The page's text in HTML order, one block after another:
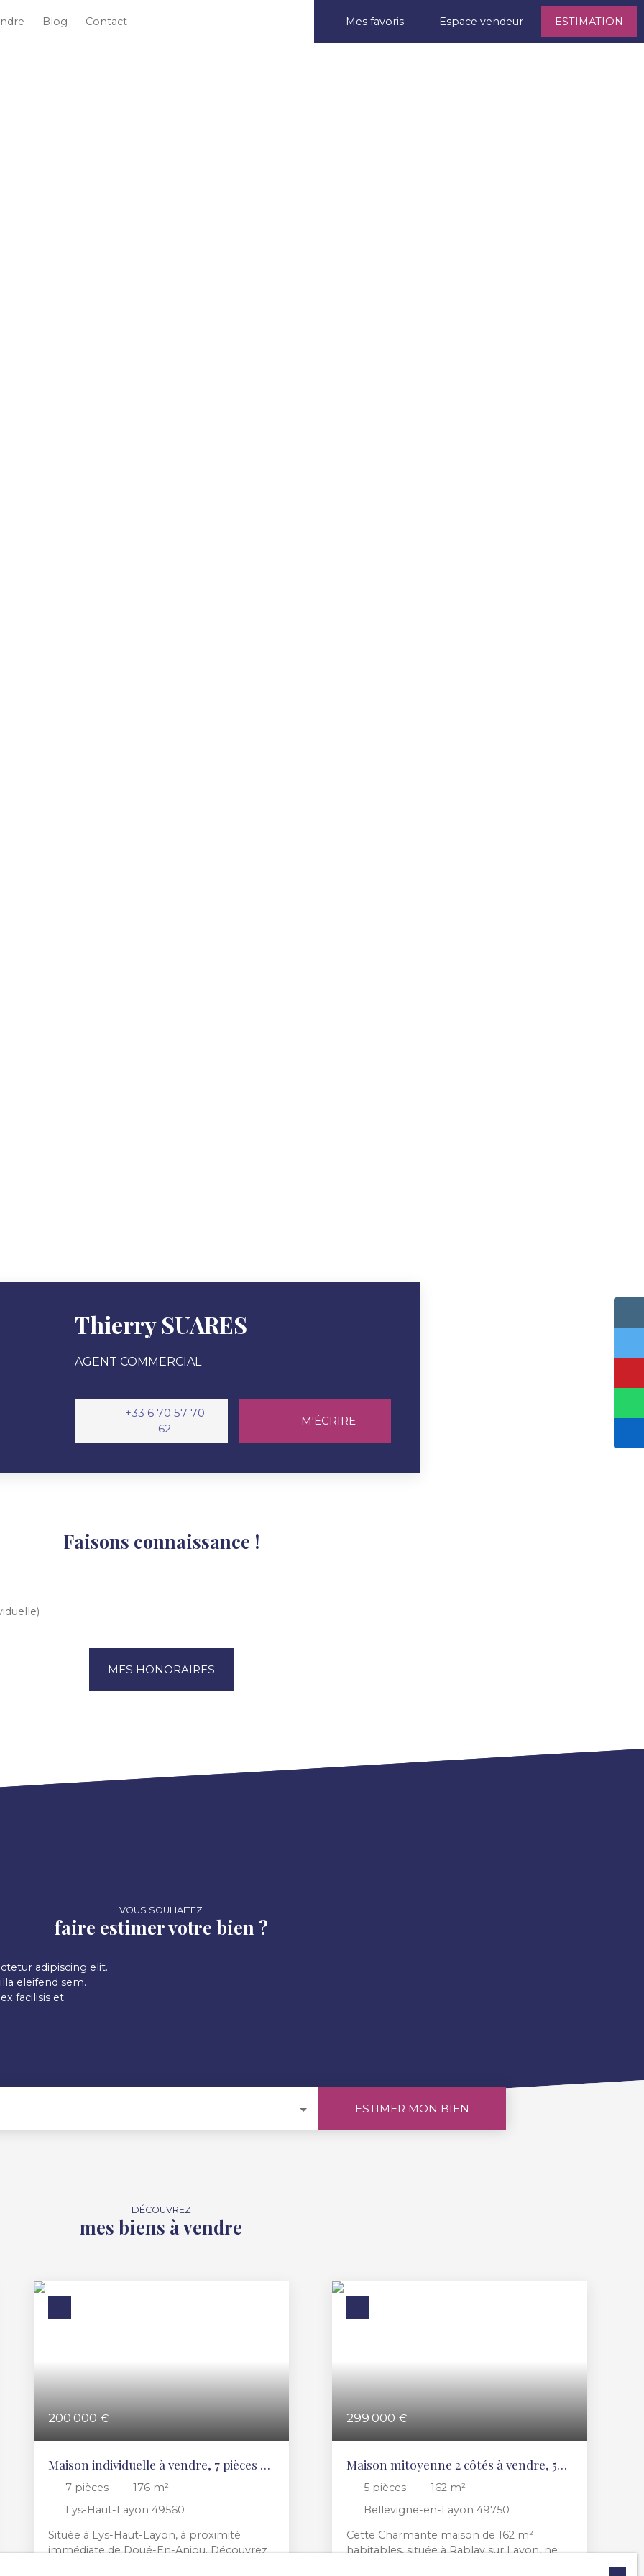
Blog Contact Mes favoris Espace vendeur ESTIMATION
Thierry SUARES
AGENT COMMERCIAL
+33 6 70 57 70
62
M'ÉCRIRE
Faisons connaissance !
MES HONORAIRES
VOUS SOUHAITEZ
faire estimer votre bien ?
adipiscing elit.
eleifend sem.
facilisis et.
ESTIMER MON BIEN
DÉCOUVREZ
mes biens à vendre
200 000 €
Maison individuelle à vendre, 7 pièces -
Lys-Haut-Layon 49560
7 pièces 176 m²
Lys-Haut-Layon 49560
Située à Lys-Haut-Layon, à proximité
immédiate de Doué-En-Anjou. Découvrez
299 000 €
Maison mitoyenne 2 côtés à vendre, 5
pièces - Bellevigne-en-Layon 49750
5 pièces 162 m²
Bellevigne-en-Layon 49750
Cette Charmante maison de 162 m²
habitables, située à Rablay sur Layon, ne